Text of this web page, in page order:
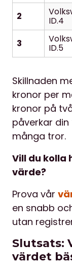
2 ID.4
3 ID.5
Skillnaden
kronor per
kronor på
påverkar
många tror.
Vill du kolla
värde?
Prova vår
en snabb
utan
Slutsats:
värdet